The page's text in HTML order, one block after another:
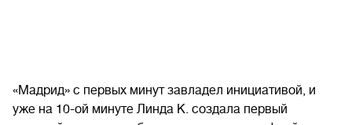
«Мадрид» с первых минут завладел инициативой, и
уже на 10-ой минуте Линда К. создала первый